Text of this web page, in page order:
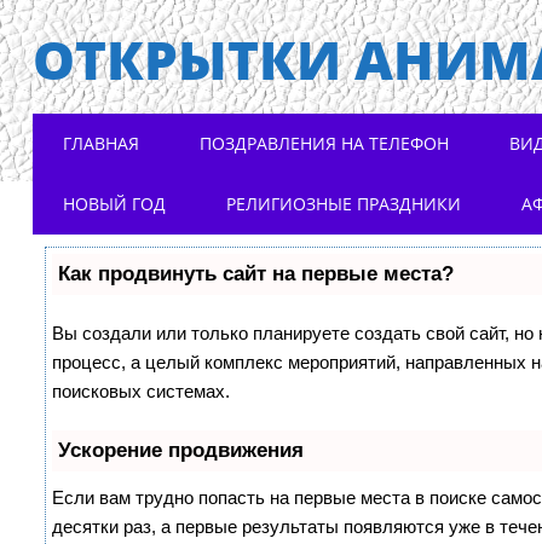
ОТКРЫТКИ
Main menu
ГЛАВНАЯ ПОЗДРАВЛЕНИЯ НА ТЕЛЕФОН
НОВЫЙ ГОД РЕЛИГИОЗНЫЕ ПРАЗДНИКИ
Как продвинуть сайт на первые места?
Вы создали или только планируете создать свой сайт,
процесс, а целый комплекс мероприятий, направленных
поисковых системах.
Ускорение продвижения
Если вам трудно попасть на первые места в поиске
десятки раз, а первые результаты появляются уже в